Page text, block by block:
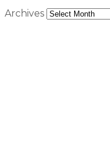
Archives